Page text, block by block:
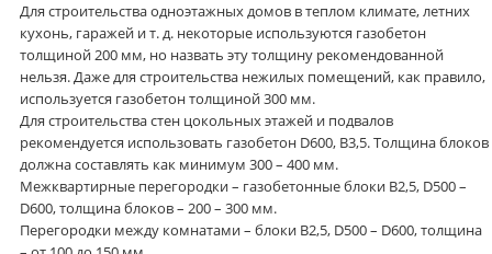
Для строительства одноэтажных домов в теплом климате, летних
кухонь, гаражей и т. д. некоторые используются газобетон
толщиной 200 мм, но назвать эту толщину рекомендованной
нельзя. Даже для строительства нежилых помещений, как правило,
используется газобетон толщиной 300 мм.
Для строительства стен цокольных этажей и подвалов
рекомендуется использовать газобетон D600, B3,5. Толщина блоков
должна составлять как минимум 300 – 400 мм.
Межквартирные перегородки – газобетонные блоки В2,5, D500 –
D600, толщина блоков – 200 – 300 мм.
Перегородки между комнатами – блоки В2,5, D500 – D600, толщина